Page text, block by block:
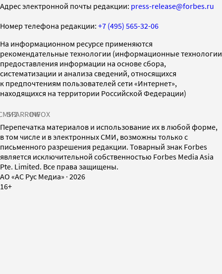
Адрес электронной почты редакции: press-release@forbes.ru
Номер телефона редакции: +7 (495) 565-32-06
На информационном ресурсе применяются
рекомендательные технологии (информационные технологии
предоставления информации на основе сбора,
систематизации и анализа сведений, относящихся
к предпочтениям пользователей сети «Интернет»,
находящихся на территории Российской Федерации)
SPARROWINFOX
Перепечатка материалов и использование их в любой форме,
в том числе и в электронных СМИ, возможны только с
письменного разрешения редакции. Товарный знак Forbes
является исключительной собственностью Forbes Media Asia
Pte. Limited. Все права защищены.
AO «АС Рус Медиа» · 2026
16+